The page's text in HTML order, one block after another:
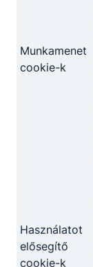
Munkamenet
cookie-k
Használatot
elősegítő
cookie-k